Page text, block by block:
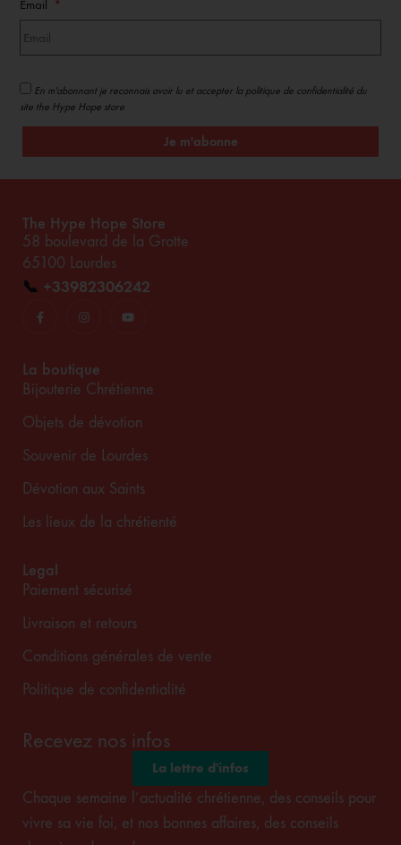
Email
En m'abonnant je reconnais avoir lu et accepter la politique de confidentialité du
site the Hype Hope store
Je m'abonne
The Hype Hope Store
58 boulevard de la Grotte
65100 Lourdes
📞 +33982306242
La boutique
Bijouterie Chrétienne
Objets de dévotion
Souvenir de Lourdes
Dévotion aux Saints
Les lieux de la chrétienté
Legal
Paiement sécurisé
Livraison et retours
Conditions générales de vente
Politique de confidentialité
Recevez nos infos
La lettre d'infos
Chaque semaine l’actualité chrétienne, des conseils pour
vivre sa vie foi, et nos bonnes affaires, des conseils